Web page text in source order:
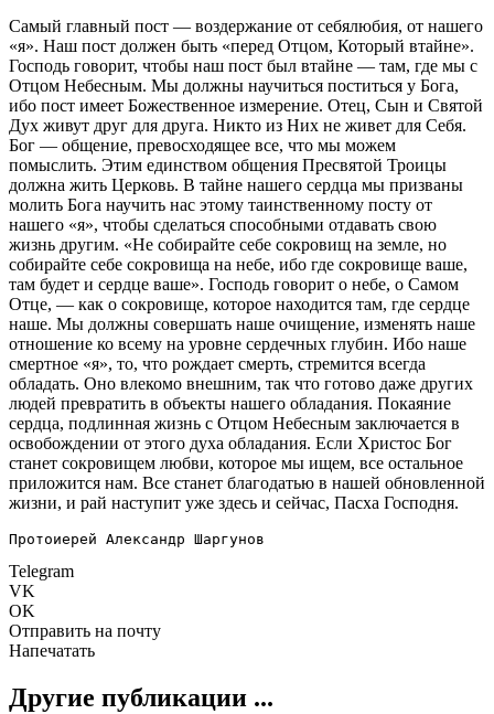
Самый главный пост — воздержание от себялюбия, от нашего
«я». Наш пост должен быть «перед Отцом, Который втайне».
Господь говорит, чтобы наш пост был втайне — там, где мы с
Отцом Небесным. Мы должны научиться поститься у Бога,
ибо пост имеет Божественное измерение. Отец, Сын и Святой
Дух живут друг для друга. Никто из Них не живет для Себя.
Бог — общение, превосходящее все, что мы можем
помыслить. Этим единством общения Пресвятой Троицы
должна жить Церковь. В тайне нашего сердца мы призваны
молить Бога научить нас этому таинственному посту от
нашего «я», чтобы сделаться способными отдавать свою
жизнь другим. «Не собирайте себе сокровищ на земле, но
собирайте себе сокровища на небе, ибо где сокровище ваше,
там будет и сердце ваше». Господь говорит о небе, о Самом
Отце, — как о сокровище, которое находится там, где сердце
наше. Мы должны совершать наше очищение, изменять наше
отношение ко всему на уровне сердечных глубин. Ибо наше
смертное «я», то, что рождает смерть, стремится всегда
обладать. Оно влекомо внешним, так что готово даже других
людей превратить в объекты нашего обладания. Покаяние
сердца, подлинная жизнь с Отцом Небесным заключается в
освобождении от этого духа обладания. Если Христос Бог
станет сокровищем любви, которое мы ищем, все остальное
приложится нам. Все станет благодатью в нашей обновленной
жизни, и рай наступит уже здесь и сейчас, Пасха Господня.
Протоиерей Александр Шаргунов
Telegram
VK
OK
Отправить на почту
Напечатать
Другие публикации ...